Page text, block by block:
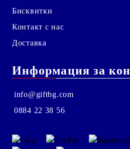
Бисквитки
Контакт с нас
Доставка
Информация за
info@giftbg.com
0884 22 38 56